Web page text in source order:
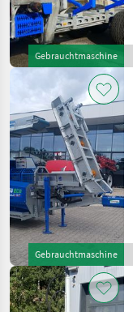
Gebrauchtmaschine
Gebrauchtmaschine